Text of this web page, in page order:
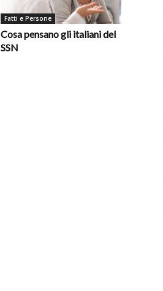
Fatti e Persone
Cosa pensano gli italiani del
SSN